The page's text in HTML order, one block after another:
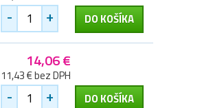
- + DO KOŠÍKA
14,06 €
11,43 € bez DPH
- + DO KOŠÍKA